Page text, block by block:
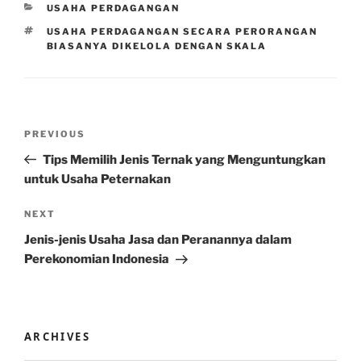
CATEGORIES
USAHA PERDAGANGAN
TAGS
USAHA PERDAGANGAN SECARA PERORANGAN
BIASANYA DIKELOLA DENGAN SKALA
Previous
Post
PREVIOUS
Tips Memilih Jenis Ternak yang Menguntungkan
untuk Usaha Peternakan
Next
Post
NEXT
Jenis-jenis Usaha Jasa dan Peranannya dalam
Perekonomian Indonesia
ARCHIVES